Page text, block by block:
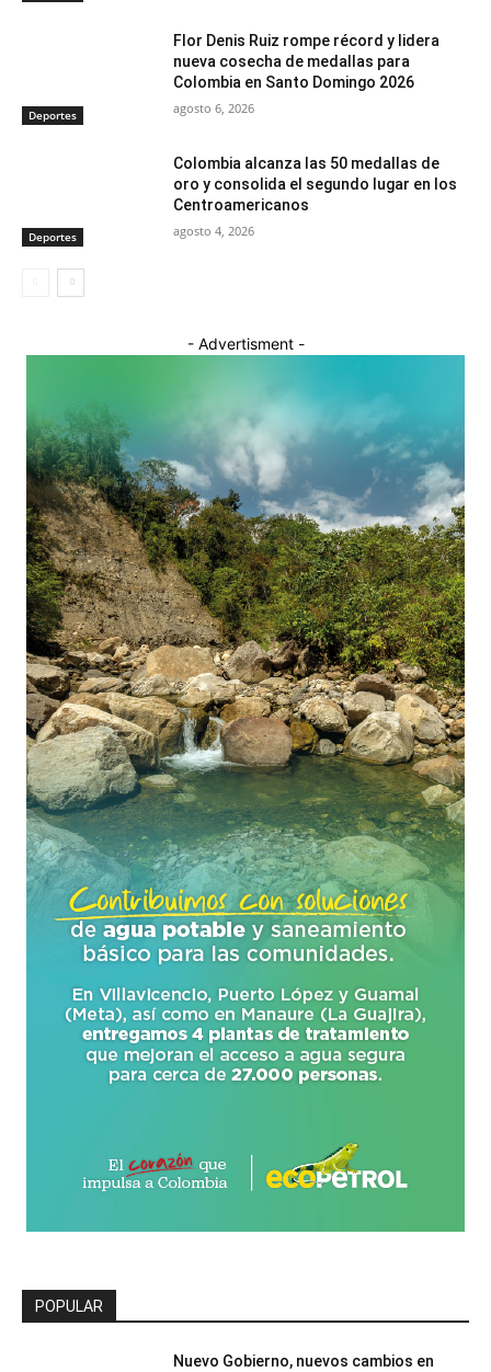
Deportes
Flor Denis Ruiz rompe récord y lidera
nueva cosecha de medallas para
Colombia en Santo Domingo 2026
agosto 6, 2026
Deportes
Colombia alcanza las 50 medallas de
oro y consolida el segundo lugar en los
Centroamericanos
agosto 4, 2026
- Advertisment -
POPULAR
Nuevo Gobierno, nuevos cambios en